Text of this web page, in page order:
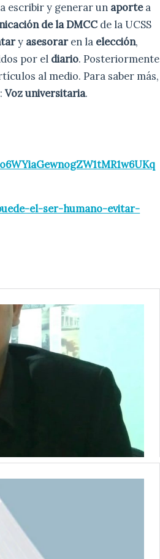
escribir y generar un aportea
de la DMCC de la UCSS
y asesoraren la elección,
por el diario. Posteriormente
al medio. Para saber más,
Voz universitaria.
el-ser-humano-evitar-